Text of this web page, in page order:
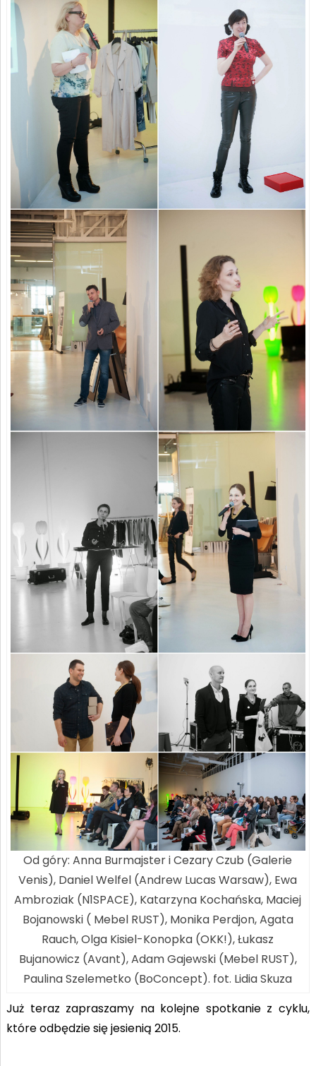
Od góry: Anna Burmajster i Cezary Czub (Galerie
Venis), Daniel Welfel (Andrew Lucas Warsaw), Ewa
Ambroziak (N1SPACE), Katarzyna Kochańska, Maciej
Bojanowski ( Mebel RUST), Monika Perdjon, Agata
Rauch, Olga Kisiel-Konopka (OKK!), Łukasz
Bujanowicz (Avant), Adam Gajewski (Mebel RUST),
Paulina Szelemetko (BoConcept). fot. Lidia Skuza
Już teraz zapraszamy na kolejne spotkanie z cyklu,
które odbędzie się jesienią 2015.